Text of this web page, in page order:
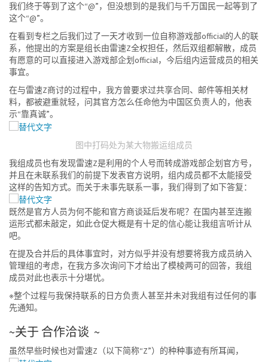
我们终于等到了这个“@”，但没想到的是我们与千万国民一起等到了
这个“@”。
在看到专栏之后我们过了一天才收到一位自称游戏部official的人的联
系，他提出的方案是组长由雷速Z全权担任，然后双组都解散，成员
有愿意的可以直接进入游戏部企划official，今后组内运营成员的相关
事宜。
在与雷速Z商讨的过程中，我方曾要求过共享合同、邮件等相关材
料，都被避重就轻，问其官方怎么任命他为中国区负责人的，他表
示“靠真诚”。
图中打码处为某大物搬运组成员
我组成员也有发现雷速Z是利用的个人号而转成游戏部企划官方号，
并且在未联系我们的前提下发表官方说明，组内成员都不太能接受
这样的告知方式。而关于未事先联系一事，我们得到了如下答复：
既然是官方人员为何不能和官方商谈延后发布呢？在国内甚至连搬
运形式都未敲定，如此仓促大概是有十足的信心能让我组言听计从
吧。
在提及合并后的具体事宜时，对方似乎并没有想要将我方成员纳入
管理组的考虑，在我方多次询问下才给出了模棱两可的回答，我组
成员对此也表示十分堪忧。
※整个过程与我保持联系的日方负责人甚至并未对我组有过任何的事
先通知。
~关于 合作洽谈 ~
虽然早些时候也对雷速Z（以下简称“Z”）的种种事迹有所耳闻，